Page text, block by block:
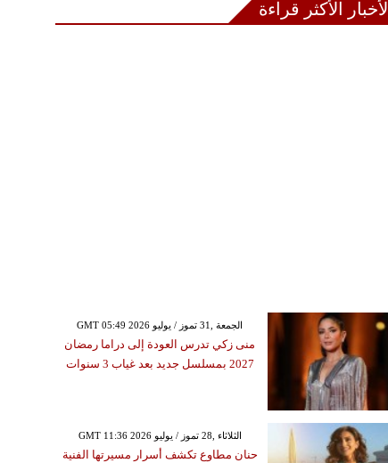
الأخبار الأكثر قراءة
GMT 05:49 2026 الجمعة ,31 تموز / يوليو
منى زكي تدرس العودة إلى دراما رمضان
2027 بمسلسل جديد بعد غياب 3 سنوات
GMT 11:36 2026 الثلاثاء ,28 تموز / يوليو
حنان مطاوع تكشف أسرار مسيرتها الفنية